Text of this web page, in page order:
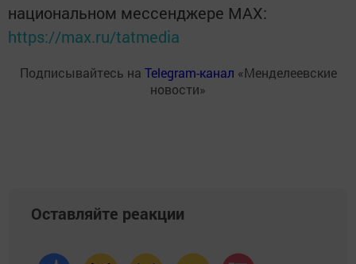
национальном мессенджере MАХ:
https://max.ru/tatmedia
Подписывайтесь на Telegram-канал «Менделеевские
новости»
Оставляйте реакции